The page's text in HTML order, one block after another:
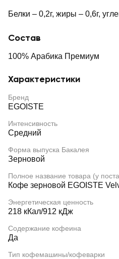
Белки – 0,2г, жиры – 0,6г,
Состав
100% Арабика Премиум
Характеристики
Бренд
EGOISTE
Интенсивность
Средний
Форма выпуска Бакалея
Зерновой
Полное название товара (у
Кофе зерновой EGOISTE
Энергетическая ценность
218 кКал/912 кДж
Содержание кофеина
Да
Тип кофемашины/кофеварки